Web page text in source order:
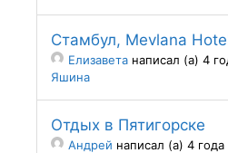
Стамбул, Mevlana
Елизавета написал (а) 4
Яшина
Отдых в Пятигорске
Андрей написал (а) 4 года